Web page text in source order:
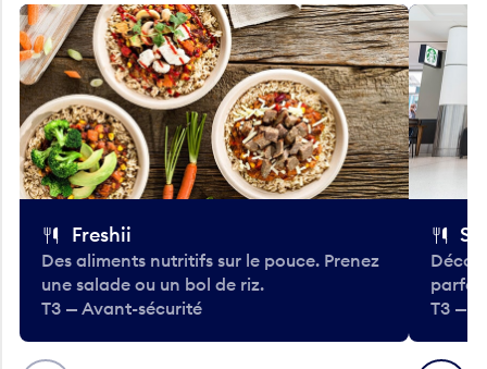
Freshii
Des aliments nutritifs sur le pouce. Prenez
une salade ou un bol de riz.
T3 — Avant-sécurité
T3 —